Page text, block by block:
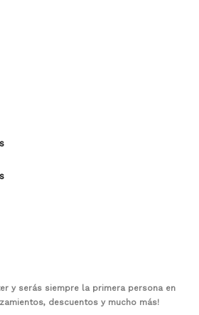
y serás siempre la primera persona en
descuentos y mucho más!